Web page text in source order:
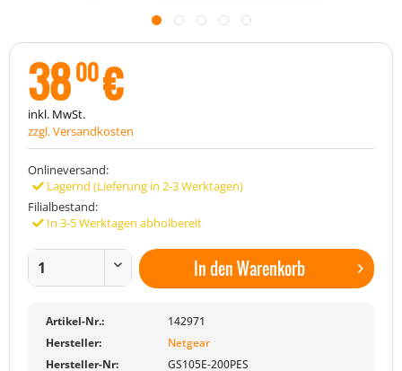
3800€
inkl. MwSt.
zzgl. Versandkosten
Onlineversand:
Lagernd (Lieferung in 2-3 Werktagen)
Filialbestand:
In 3-5 Werktagen abholbereit
In denWarenkorb
Artikel-Nr.:
142971
Hersteller:
Netgear
Hersteller-Nr:
GS105E-200PES